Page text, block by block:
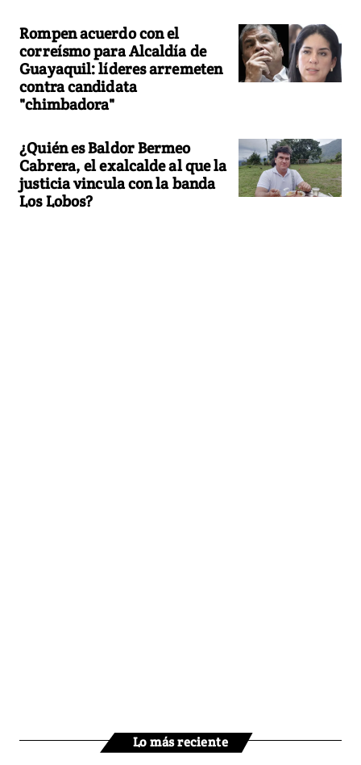
Rompen acuerdo con el
correísmo para Alcaldía de
Guayaquil: líderes arremeten
contra candidata
"chimbadora"
¿Quién es Baldor Bermeo
Cabrera, el exalcalde al que la
justicia vincula con la banda
Los Lobos?
Lo más reciente